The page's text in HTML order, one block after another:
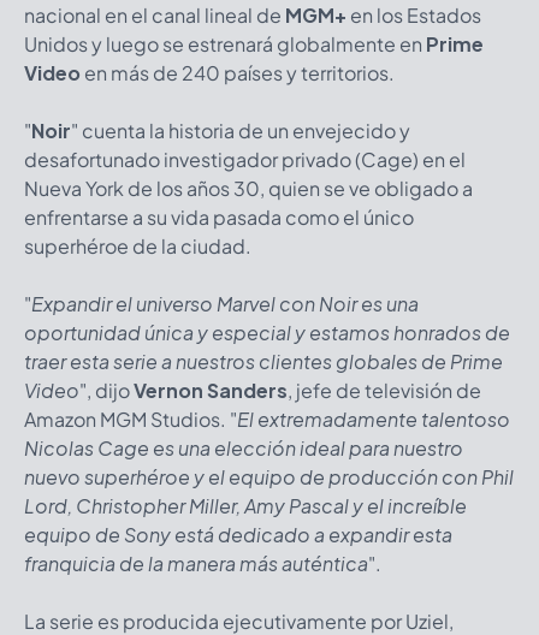
nacional en el canal lineal de MGM+ en los Estados
Unidos y luego se estrenará globalmente en Prime
Video en más de 240 países y territorios.
"Noir" cuenta la historia de un envejecido y
desafortunado investigador privado (Cage) en el
Nueva York de los años 30, quien se ve obligado a
enfrentarse a su vida pasada como el único
superhéroe de la ciudad.
"Expandir el universo Marvel con Noir es una
oportunidad única y especial y estamos honrados de
traer esta serie a nuestros clientes globales de Prime
Video", dijoVernon Sanders, jefe de televisión de
Amazon MGM Studios. "El extremadamente talentoso
Nicolas Cage es una elección ideal para nuestro
nuevo superhéroe y el equipo de producción con Phil
Lord, Christopher Miller, Amy Pascal y el increíble
equipo de Sony está dedicado a expandir esta
franquicia de la manera más auténtica".
La serie es producida ejecutivamente por Uziel,